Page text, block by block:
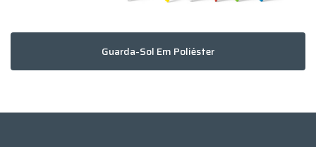
Guarda-Sol Em Poliéster